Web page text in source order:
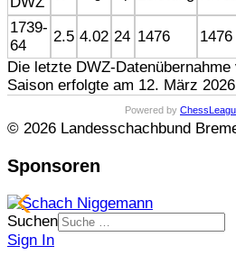
1739-
64
2.5 4.02 24 1476 1476
Die letzte DWZ-
Saison erfolgte am 12. März 2026
Powered by
© 2026 Landesschachbund
Sponsoren
Suchen
Sign In